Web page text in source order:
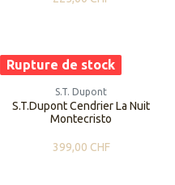
Rupture de stock
S.T. Dupont
S.T.Dupont Cendrier La Nuit
Montecristo
399,00 CHF